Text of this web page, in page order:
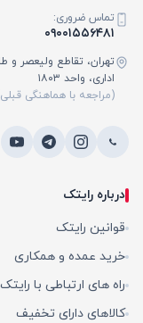
تماس ضروری:
۰۹۰۰۱۵۵۶۴۸۱
تهران، تقاطع ولیعصر و
اداری، واحد ۱۸۰۳
(مراجعه با هماهنگی
درباره رایتک
قوانین رایتک
خرید عمده و همکاری
راه های ارتباطی با رایتک
کالاهای دارای تخفیف